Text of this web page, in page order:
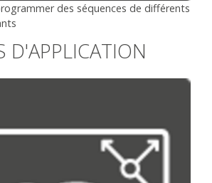
des séquences de différents
D'APPLICATION